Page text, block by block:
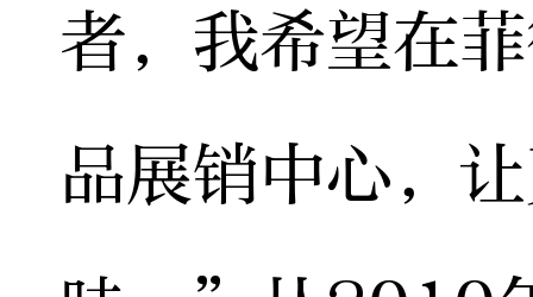
者，我希望在
品展销中心，